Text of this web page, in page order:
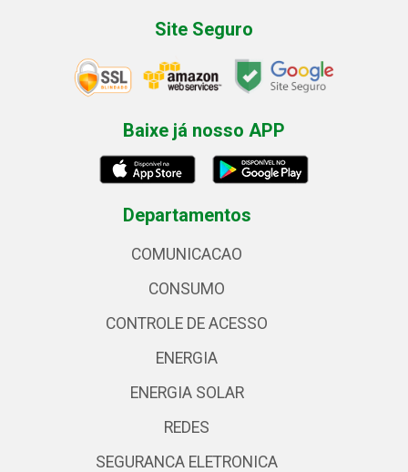
Site Seguro
Baixe já nosso APP
Departamentos
COMUNICACAO
CONSUMO
CONTROLE DE ACESSO
ENERGIA
ENERGIA SOLAR
REDES
SEGURANCA ELETRONICA